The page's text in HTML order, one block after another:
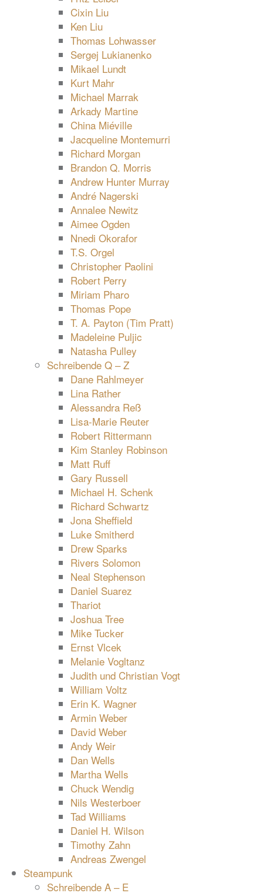
Cixin Liu
Ken Liu
Thomas Lohwasser
Sergej Lukianenko
Mikael Lundt
Kurt Mahr
Michael Marrak
Arkady Martine
China Miéville
Jacqueline Montemurri
Richard Morgan
Brandon Q. Morris
Andrew Hunter Murray
André Nagerski
Annalee Newitz
Aimee Ogden
Nnedi Okorafor
T.S. Orgel
Christopher Paolini
Robert Perry
Miriam Pharo
Thomas Pope
T. A. Payton (Tim Pratt)
Madeleine Puljic
Natasha Pulley
Schreibende Q – Z
Dane Rahlmeyer
Lina Rather
Alessandra Reß
Lisa-Marie Reuter
Robert Rittermann
Kim Stanley Robinson
Matt Ruff
Gary Russell
Michael H. Schenk
Richard Schwartz
Jona Sheffield
Luke Smitherd
Drew Sparks
Rivers Solomon
Neal Stephenson
Daniel Suarez
Thariot
Joshua Tree
Mike Tucker
Ernst Vlcek
Melanie Vogltanz
Judith und Christian Vogt
William Voltz
Erin K. Wagner
Armin Weber
David Weber
Andy Weir
Dan Wells
Martha Wells
Chuck Wendig
Nils Westerboer
Tad Williams
Daniel H. Wilson
Timothy Zahn
Andreas Zwengel
Steampunk
Schreibende A – E